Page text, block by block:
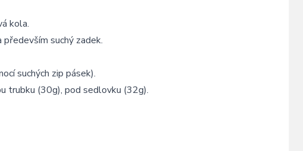
kola.
suchý zadek.
suchých zip pásek).
trubku (30g), pod sedlovku (32g).